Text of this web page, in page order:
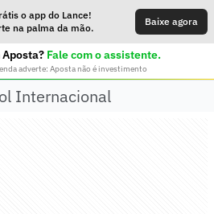
o app do Lance!
na palma da mão.
Baixe agora
Fale com o assistente.
adverte: Aposta não é investimento
Internacional